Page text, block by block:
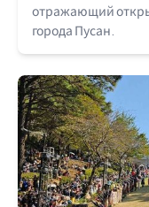
отражающий
города Пусан.